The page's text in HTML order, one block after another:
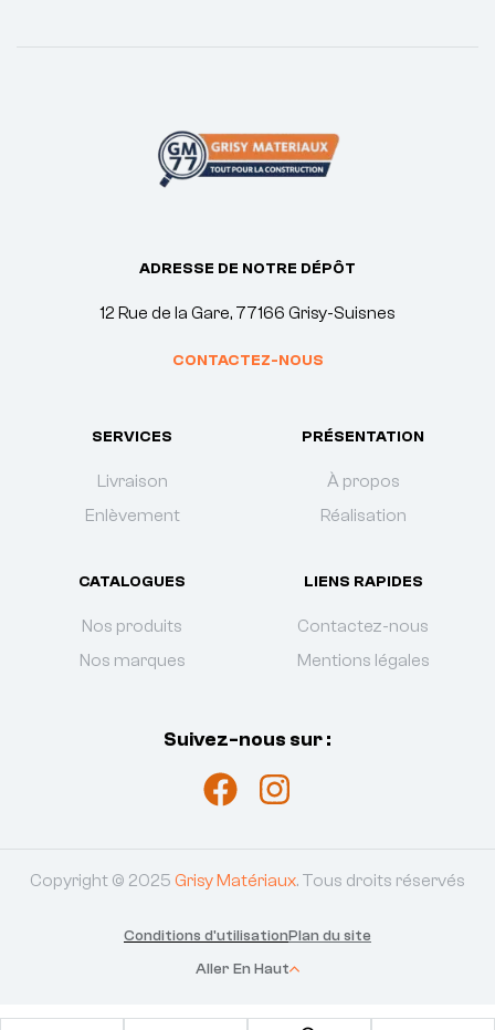
ADRESSE DE NOTRE DÉPÔT
12 Rue de la Gare, 77166 Grisy-Suisnes
CONTACTEZ-NOUS
SERVICES
Livraison
Enlèvement
PRÉSENTATION
À propos
Réalisation
CATALOGUES
Nos produits
Nos marques
LIENS RAPIDES
Contactez-nous
Mentions légales
Suivez-nous sur :
Copyright © 2025 Grisy Matériaux. Tous droits réservés
Aller En Haut
Conditions d'utilisationPlan du site